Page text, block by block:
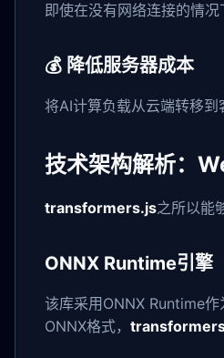
即使在没有网络连接的情况
💰 降低服务器成本
将AI计算负载从云端转移
技术架构解析：
transformers.js之所以能
ONNX Runtime引擎
该库采用ONNX Runtime
ONNX格式，